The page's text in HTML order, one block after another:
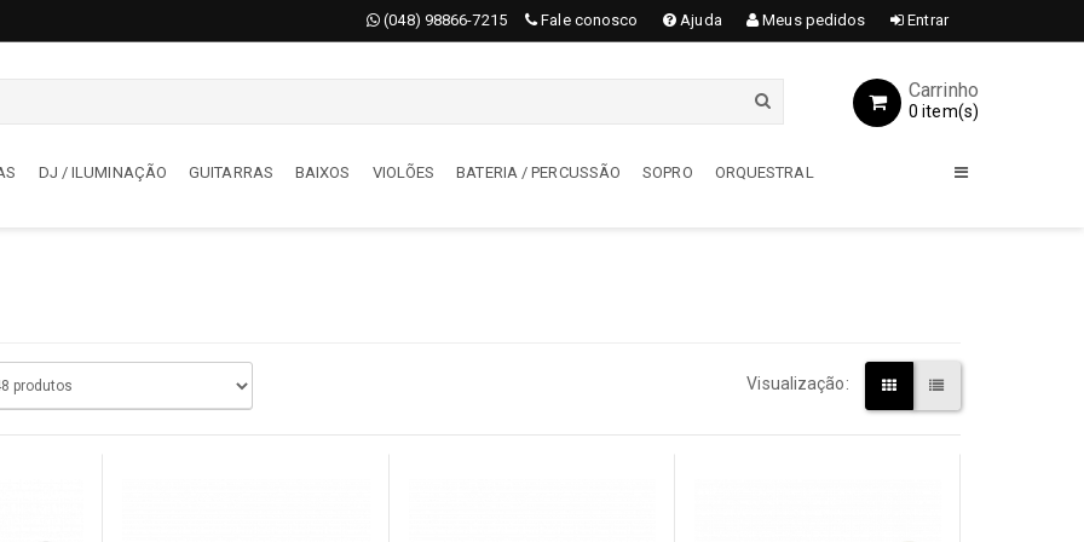
(048) 98866-7215 Fale conosco Ajuda Meus pedidos Entrar
Carrinho
0 item(s)
DJ / ILUMINAÇÃO GUITARRAS BAIXOS VIOLÕES BATERIA / PERCUSSÃO SOPRO ORQUESTRAL
Capas / Cases
Pedais / Pedaleiras
Visualização: